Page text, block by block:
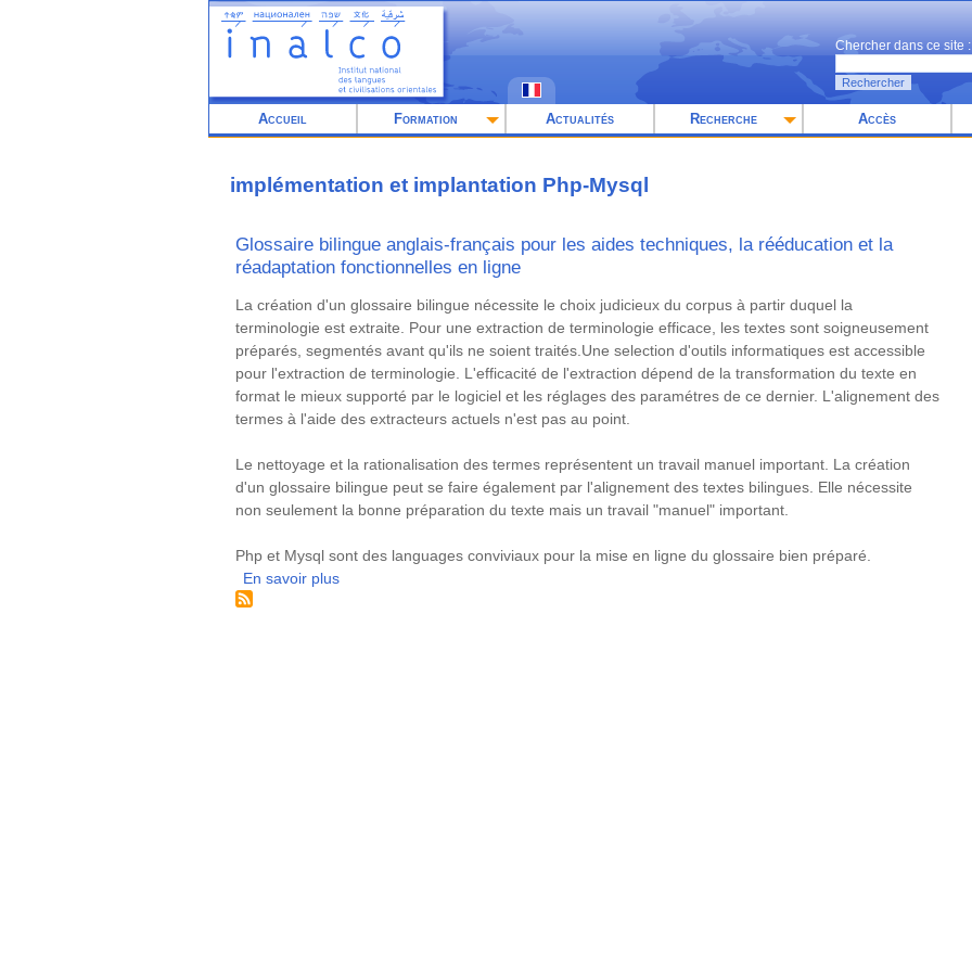
Aller
contenu
Chercher dans ce site :
Accueil Formation Actualités Recherche Accès
implémentation et implantation Php-Mysql
Glossaire bilingue anglais-français pour les aides techniques, la rééducation et la
réadaptation fonctionnelles en ligne
Résumé
La création d'un glossaire bilingue nécessite le choix judicieux du corpus à partir duquel la
terminologie est extraite. Pour une extraction de terminologie efficace, les textes sont soigneusement
préparés, segmentés avant qu'ils ne soient traités.Une selection d'outils informatiques est accessible
pour l'extraction de terminologie. L'efficacité de l'extraction dépend de la transformation du texte en
format le mieux supporté par le logiciel et les réglages des paramétres de ce dernier. L'alignement des
termes à l'aide des extracteurs actuels n'est pas au point.
Le nettoyage et la rationalisation des termes représentent un travail manuel important. La création
d'un glossaire bilingue peut se faire également par l'alignement des textes bilingues. Elle nécessite
non seulement la bonne préparation du texte mais un travail "manuel" important.
Php et Mysql sont des languages conviviaux pour la mise en ligne du glossaire bien préparé.
En savoir plus